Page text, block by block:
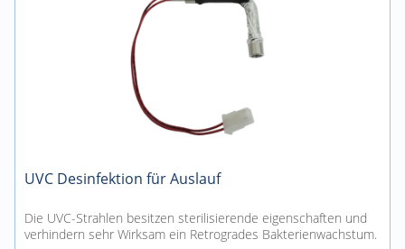
UVC Desinfektion für Auslauf
Die UVC-Strahlen besitzen sterilisierende eigenschaften und
verhindern sehr Wirksam ein Retrogrades Bakterienwachstum.